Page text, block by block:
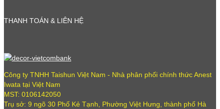
THANH TOÁN & LIÊN HỆ
Công ty TNHH Taishun Việt Nam - Nhà phân phối chính thức Anest
Iwata tại Việt Nam
MST: 0106142050
Trụ sở: 9 ngõ 30 Phố Kẻ Tạnh, Phường Việt Hưng, thành phố Hà